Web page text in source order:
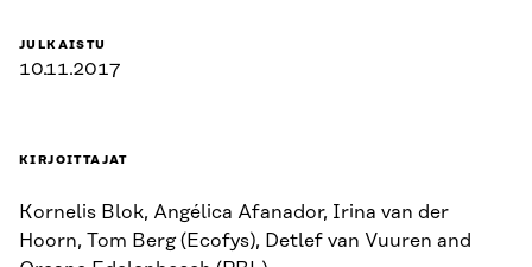
JULKAISTU
10.11.2017
KIRJOITTAJAT
Kornelis Blok, Angélica Afanador, Irina van der
Hoorn, Tom Berg (Ecofys), Detlef van Vuuren and